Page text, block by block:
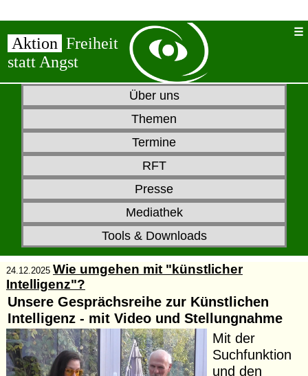
Aktion Freiheit
statt Angst
Über uns
Themen
Termine
RFT
Presse
Mediathek
Tools & Downloads
24.12.2025 Wie umgehen mit "künstlicher
Intelligenz"?
Unsere Gesprächsreihe zur Künstlichen
Intelligenz - mit Video und Stellungnahme
Mit der
Suchfunktion
und den